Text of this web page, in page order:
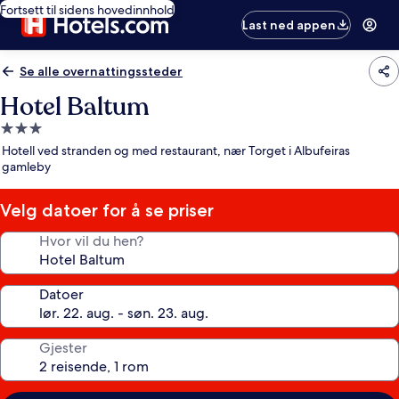
Fortsett til sidens hovedinnhold
Last ned appen
Se alle overnattingssteder
Hotel Baltum
Overnattingssted
med
3.0
stjerner
Hotell ved stranden og med restaurant, nær Torget i Albufeiras
gamleby
Velg datoer for å se priser
Hvor vil du hen?
Datoer
Gjester